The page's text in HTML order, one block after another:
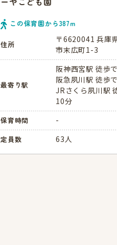
この保育園から387ｍ
住所
〒6620041 兵庫
市末広町1-3
最寄り駅
阪神西宮駅 徒歩
阪急夙川駅 徒歩
JRさくら夙川駅
10分
保育時間 -
定員数 63人